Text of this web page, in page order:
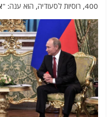
400, רוסיות לסעודיה, הוא ענה: "